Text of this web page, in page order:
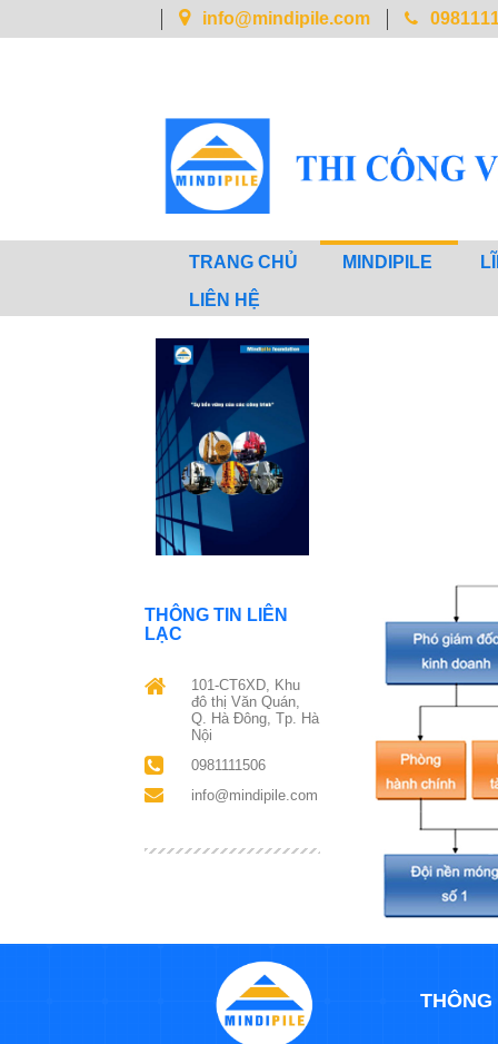
info@mindipile.com
TRANG CHỦ MINDIPILE
LIÊN HỆ
THÔNG TIN LIÊN
LẠC
101-CT6XD, Khu
đô thị Văn Quán,
Q. Hà Đông, Tp. Hà
Nội
0981111506
info@mindipile.com
THÔNG